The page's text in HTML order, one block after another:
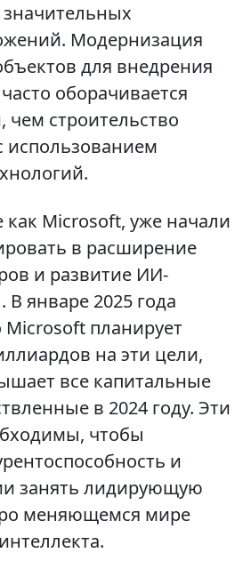
значительных
Модернизация
для внедрения
оборачивается
чем строительство
использованием
как Microsoft, уже начали
в расширение
и развитие ИИ-
В январе 2025 года
планирует
на эти цели,
все капитальные
в 2024 году. Эти
чтобы
и
занять лидирующую
меняющемся мире